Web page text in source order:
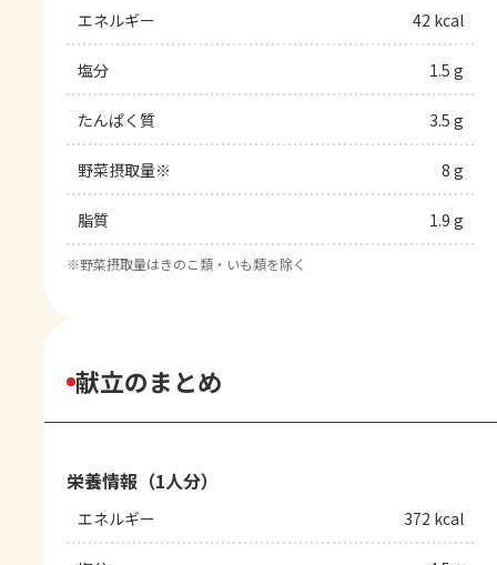
エネルギー 42 kcal
塩分 1.5 g
たんぱく質 3.5 g
野菜摂取量※ 8 g
脂質 1.9 g
※野菜摂取量はきのこ類・いも類を除く
献立のまとめ
栄養情報（1人分）
エネルギー 372 kcal